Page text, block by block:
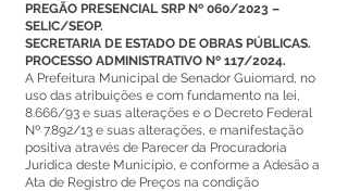
PREGÃO PRESENCIAL SRP Nº 060/2023 –
SELIC/SEOP.
SECRETARIA DE ESTADO DE OBRAS PÚBLICAS.
PROCESSO ADMINISTRATIVO Nº 117/2024.
A Prefeitura Municipal de Senador Guiomard, no
uso das atribuições e com fundamento na lei,
8.666/93 e suas alterações e o Decreto Federal
Nº 7.892/13 e suas alterações, e manifestação
positiva através de Parecer da Procuradoria
Jurídica deste Município, e conforme a Adesão a
Ata de Registro de Preços na condição